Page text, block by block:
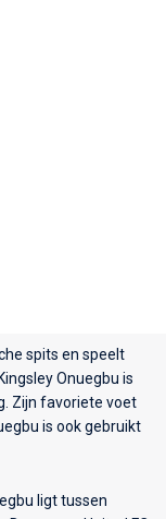
spits en speelt
. Kingsley Onuegbu is
Zijn favoriete voet
is ook gebruikt
ligt tussen